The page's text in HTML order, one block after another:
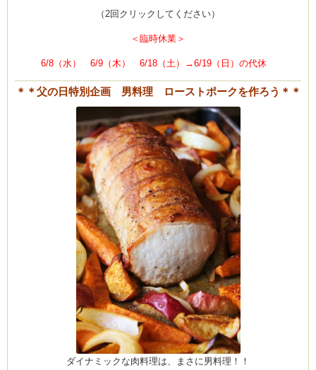
（2回クリックしてください）
＜臨時休業＞
6/8（水） 6/9（木） 6/18（土）→6/19（日）の代休
＊＊父の日特別企画 男料理 ローストポークを作ろう＊＊
ダイナミックな肉料理は、まさに男料理！！